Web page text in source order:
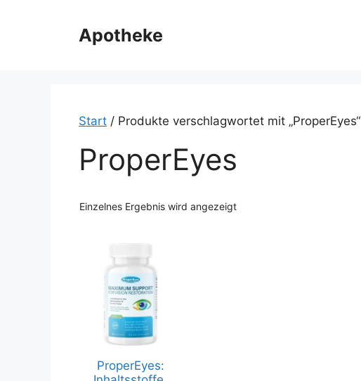
Apotheke
Start / Produkte verschlagwortet mit „ProperEyes“
ProperEyes
Einzelnes Ergebnis wird angezeigt
ProperEyes: